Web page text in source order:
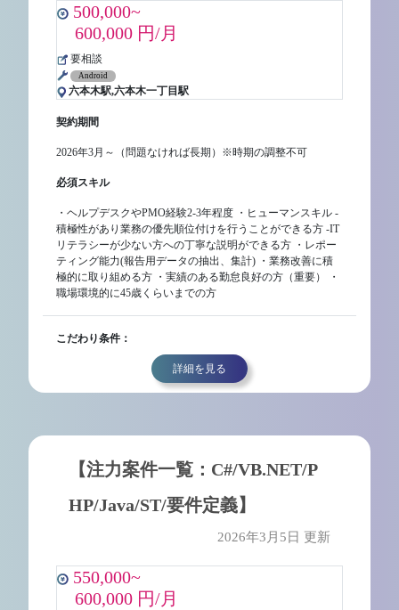
500,000~
600,000 円/月
要相談
Android
六本木駅,六本木一丁目駅
契約期間
2026年3月～（問題なければ長期）※時期の調整不可
必須スキル
・ヘルプデスクやPMO経験2-3年程度 ・ヒューマンスキル -
積極性があり業務の優先順位付けを行うことができる方 -IT
リテラシーが少ない方への丁寧な説明ができる方 ・レポー
ティング能力(報告用データの抽出、集計) ・業務改善に積
極的に取り組める方 ・実績のある勤怠良好の方（重要） ・
職場環境的に45歳くらいまでの方
こだわり条件：
詳細を見る
【注力案件一覧：C#/VB.NET/P
HP/Java/ST/要件定義】
2026年3月5日 更新
550,000~
600,000 円/月